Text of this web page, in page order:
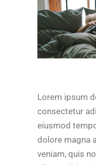
Lorem ipsum
consectetur
eiusmod
dolore magna
veniam, quis